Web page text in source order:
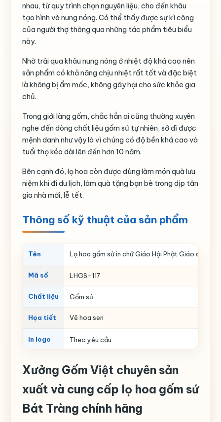
nhau, từ quy trình chọn nguyên liệu, cho đến khâu
tạo hình và nung nóng. Có thể thấy được sự kì công
của người thợ thông qua những tác phẩm tiêu biểu
này.
Nhờ trải qua khâu nung nóng ở nhiệt độ khá cao nên
sản phẩm có khả năng chịu nhiệt rất tốt và đặc biệt
là không bị ẩm mốc, không gây hại cho sức khỏe gia
chủ.
Trong giới làng gốm, chắc hẳn ai cũng thường xuyên
nghe đến dòng chất liệu gốm sứ tự nhiên, sở dĩ được
mệnh danh như vậy là vì chúng có độ bền khá cao và
tuổi thọ kéo dài lên đến hơn 10 năm.
Bên cạnh đó, lọ hoa còn được dùng làm món quà lưu
niệm khi đi du lịch, làm quà tặng bạn bè trong dịp tân
gia nhà mới, lễ tết.
Thông số kỹ thuật của sản phẩm
Tên Lọ hoa gốm sứ in chữ Giáo Hội Phật Giáo cùng
Mã số LHGS-117
Chất liệu Gốm sứ
Họa tiết Vẽ hoa sen
In logo Theo yêu cầu
Xưởng Gốm Việt chuyên sản
xuất và cung cấp lọ hoa gốm sứ
Bát Tràng chính hãng